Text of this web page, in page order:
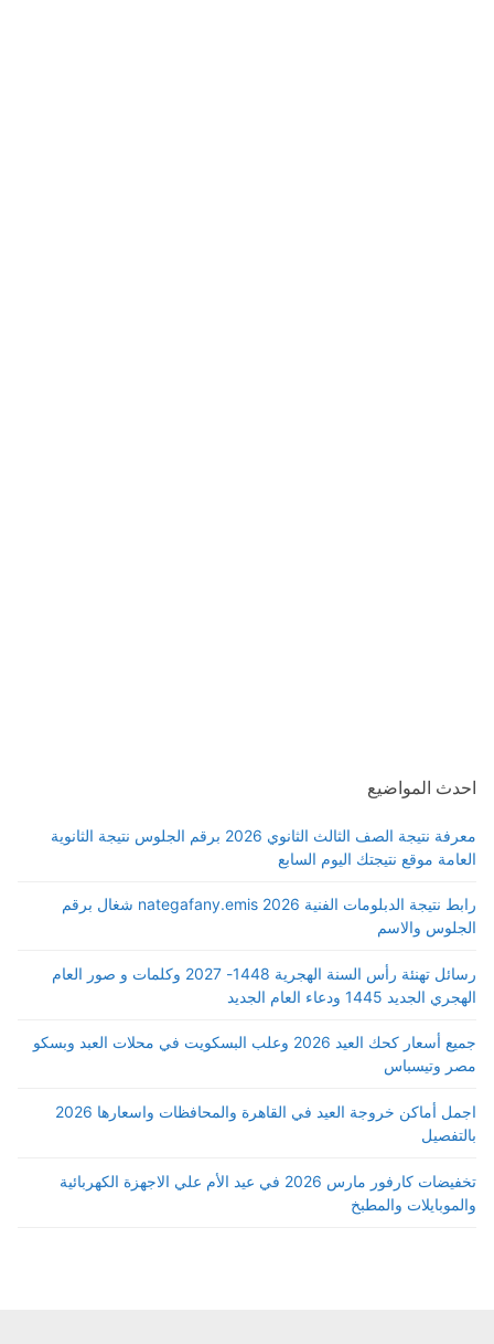
احدث المواضيع
معرفة نتيجة الصف الثالث الثانوي 2026 برقم الجلوس نتيجة الثانوية
العامة موقع نتيجتك اليوم السابع
رابط نتيجة الدبلومات الفنية 2026 nategafany.emis شغال برقم
الجلوس والاسم
رسائل تهنئة رأس السنة الهجرية 1448- 2027 وكلمات و صور العام
الهجري الجديد 1445 ودعاء العام الجديد
جميع أسعار كحك العيد 2026 وعلب البسكويت في محلات العبد وبسكو
مصر وتيسباس
اجمل أماكن خروجة العيد في القاهرة والمحافظات واسعارها 2026
بالتفصيل
تخفيضات كارفور مارس 2026 في عيد الأم علي الاجهزة الكهربائية
والموبايلات والمطبخ